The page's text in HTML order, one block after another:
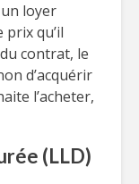
loyer
qu’il
contrat, le
d’acquérir
l’acheter,
(LLD)